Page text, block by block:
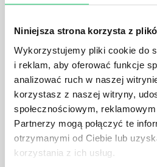
Niniejsza strona korzysta z
Wykorzystujemy pliki cookie do
i reklam, aby oferować funkcje
analizować ruch w naszej
korzystasz z naszej witryny,
społecznościowym,
Partnerzy mogą połączyć te
otrzymanymi od Ciebie lub
korzystania z ich usług.
jest prowadzenie dokumentacji
osobowych pracownika.
przewiduje kodeks pracy, w
osobowych, a uszczegóławia
Ministra pracy i polityki
znowelizowane, a od dnia 1
obowiązują nowe rozwiązania
opowiemy o...